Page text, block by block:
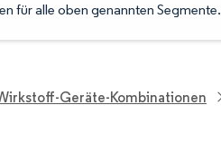
für alle oben genannten Segmente.
Geräte-Kombinationen